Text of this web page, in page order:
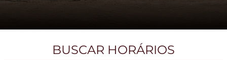
BUSCAR HORÁRIOS